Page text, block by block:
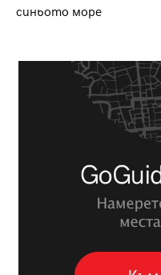
синьото море